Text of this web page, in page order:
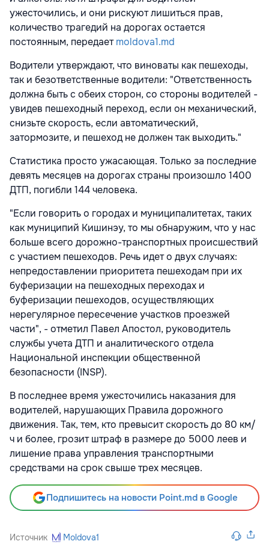
ужесточились, и они рискуют лишиться прав,
количество трагедий на дорогах остается
постоянным, передаетmoldova1.md
Водители утверждают, что виноваты как пешеходы,
так и безответственные водители: "Ответственность
должна быть с обеих сторон, со стороны водителей -
увидев пешеходный переход, если он механический,
снизьте скорость, если автоматический,
затормозите, и пешеход не должен так выходить."
Статистика просто ужасающая. Только за последние
девять месяцев на дорогах страны произошло 1400
ДТП, погибли 144 человека.
"Если говорить о городах и муниципалитетах, таких
как муниципий Кишинэу, то мы обнаружим, что у нас
больше всего дорожно-транспортных происшествий
с участием пешеходов. Речь идет о двух случаях:
непредоставлении приоритета пешеходам при их
буферизации на пешеходных переходах и
буферизации пешеходов, осуществляющих
нерегулярное пересечение участков проезжей
части", - отметил Павел Апостол, руководитель
службы учета ДТП и аналитического отдела
Национальной инспекции общественной
безопасности (INSP).
В последнее время ужесточились наказания для
водителей, нарушающих Правила дорожного
движения. Так, тем, кто превысит скорость до 80 км/
ч и более, грозит штраф в размере до 5000 леев и
лишение права управления транспортными
средствами на срок свыше трех месяцев.
Подпишитесь на новости Point.md в Google
Источник Moldova1